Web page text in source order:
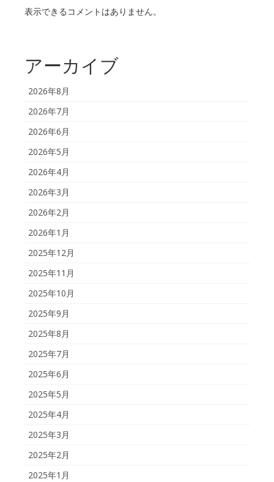
表示できるコメントはありません。
アーカイブ
2026年8月
2026年7月
2026年6月
2026年5月
2026年4月
2026年3月
2026年2月
2026年1月
2025年12月
2025年11月
2025年10月
2025年9月
2025年8月
2025年7月
2025年6月
2025年5月
2025年4月
2025年3月
2025年2月
2025年1月